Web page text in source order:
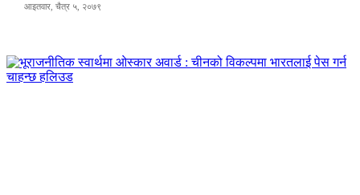
आइतवार, चैत्र ५, २०७९